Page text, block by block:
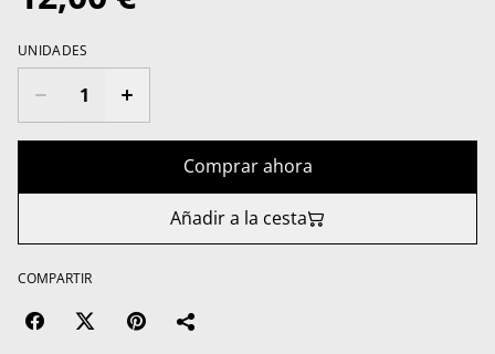
UNIDADES
Comprar ahora
Añadir a la cesta
COMPARTIR